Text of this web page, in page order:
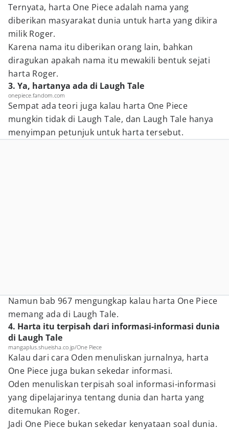
Ternyata, harta One Piece adalah nama yang
diberikan masyarakat dunia untuk harta yang dikira
milik Roger.
Karena nama itu diberikan orang lain, bahkan
diragukan apakah nama itu mewakili bentuk sejati
harta Roger.
3. Ya, hartanya ada di Laugh Tale
onepiece.fandom.com
Sempat ada teori juga kalau harta One Piece
mungkin tidak di Laugh Tale, dan Laugh Tale hanya
menyimpan petunjuk untuk harta tersebut.
Namun bab 967 mengungkap kalau harta One Piece
memang ada di Laugh Tale.
4. Harta itu terpisah dari informasi-informasi dunia
di Laugh Tale
mangaplus.shueisha.co.jp/One Piece
Kalau dari cara Oden menuliskan jurnalnya, harta
One Piece juga bukan sekedar informasi.
Oden menuliskan terpisah soal informasi-informasi
yang dipelajarinya tentang dunia dan harta yang
ditemukan Roger.
Jadi One Piece bukan sekedar kenyataan soal dunia.